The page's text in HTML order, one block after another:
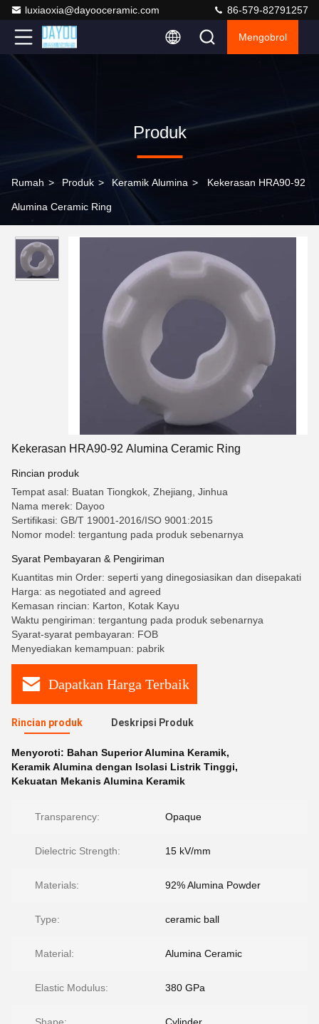
luxiaoxia@dayooceramic.com 86-579-82791257
Mengobrol
Produk
Rumah > Produk > Keramik Alumina > Kekerasan HRA90-92
Alumina Ceramic Ring
Kekerasan HRA90-92 Alumina Ceramic Ring
Rincian produk
Tempat asal: Buatan Tiongkok, Zhejiang, Jinhua
Nama merek: Dayoo
Sertifikasi: GB/T 19001-2016/ISO 9001:2015
Nomor model: tergantung pada produk sebenarnya
Syarat Pembayaran & Pengiriman
Kuantitas min Order: seperti yang dinegosiasikan dan disepakati
Harga: as negotiated and agreed
Kemasan rincian: Karton, Kotak Kayu
Waktu pengiriman: tergantung pada produk sebenarnya
Syarat-syarat pembayaran: FOB
Menyediakan kemampuan: pabrik
Dapatkan Harga Terbaik
Rincian produk Deskripsi Produk
Menyoroti: Bahan Superior Alumina Keramik,
Keramik Alumina dengan Isolasi Listrik Tinggi,
Kekuatan Mekanis Alumina Keramik
Transparency: Opaque
Dielectric Strength: 15 kV/mm
Materials: 92% Alumina Powder
Type: ceramic ball
Material: Alumina Ceramic
Elastic Modulus: 380 GPa